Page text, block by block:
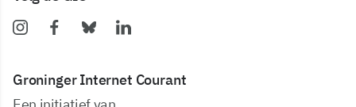
Groninger Internet Courant